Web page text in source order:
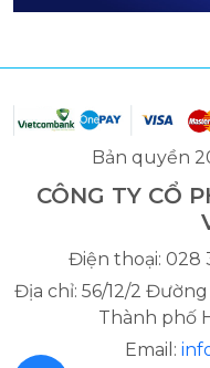
Bản quyền
CÔNG TY CỔ
Điện thoại: 028
Địa chỉ: 56/12/2
Thành phố
Email: